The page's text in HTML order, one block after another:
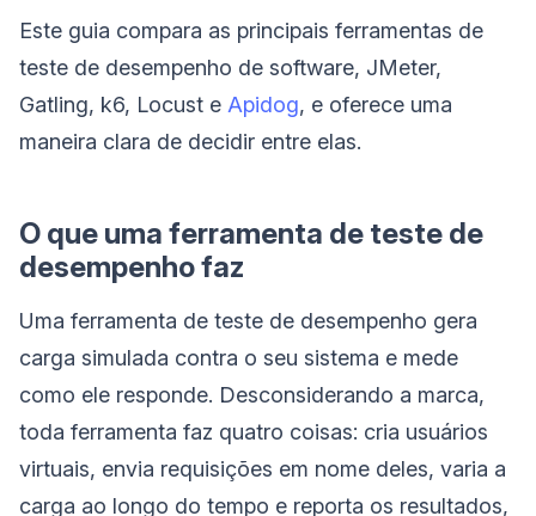
Este guia compara as principais ferramentas de
teste de desempenho de software, JMeter,
Gatling, k6, Locust e Apidog, e oferece uma
maneira clara de decidir entre elas.
O que uma ferramenta de teste de
desempenho faz
Uma ferramenta de teste de desempenho gera
carga simulada contra o seu sistema e mede
como ele responde. Desconsiderando a marca,
toda ferramenta faz quatro coisas: cria usuários
virtuais, envia requisições em nome deles, varia a
carga ao longo do tempo e reporta os resultados,